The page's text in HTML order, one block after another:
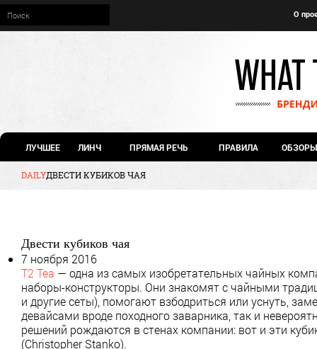
О
ЛУЧШЕЕ ЛИНЧ ПРЯМАЯ РЕЧЬ ПРАВИЛА ОБЗОРЫ
DAILYДВЕСТИ КУБИКОВ ЧАЯ
Двести кубиков чая
7 ноября 2016
T2 Tea — одна из самых изобретательных чайных
наборы-конструкторы. Они знакомят с чайными
и другие сеты), помогают взбодриться или уснуть,
девайсами вроде походного заварника, так и
решений рождаются в стенах компании: вот и эти
(Christopher Stanko).